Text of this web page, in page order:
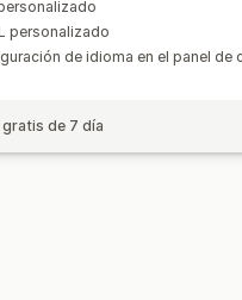
personalizado
de idioma en el panel de
gratis de 7 día